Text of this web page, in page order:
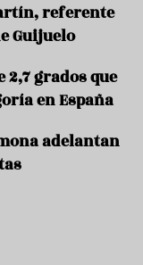
referente
Guijuelo
2,7 grados que
en España
adelantan